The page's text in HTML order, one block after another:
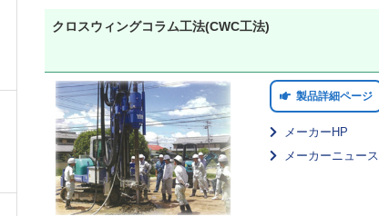
クロスウィングコラム工法(CWC工法)
製品詳細ページ
メーカーHP
メーカーニュース